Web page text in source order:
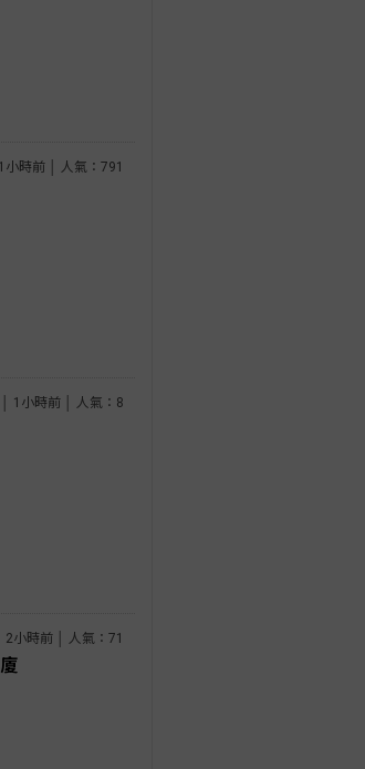
小時前 │ 人氣：791
│ 1小時前 │ 人氣：8
2小時前 │ 人氣：71